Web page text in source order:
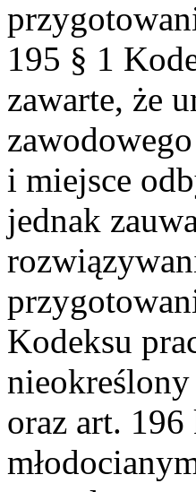
195 § 1
zawarte, że
i miejsce
jednak
Kodeksu
oraz art.